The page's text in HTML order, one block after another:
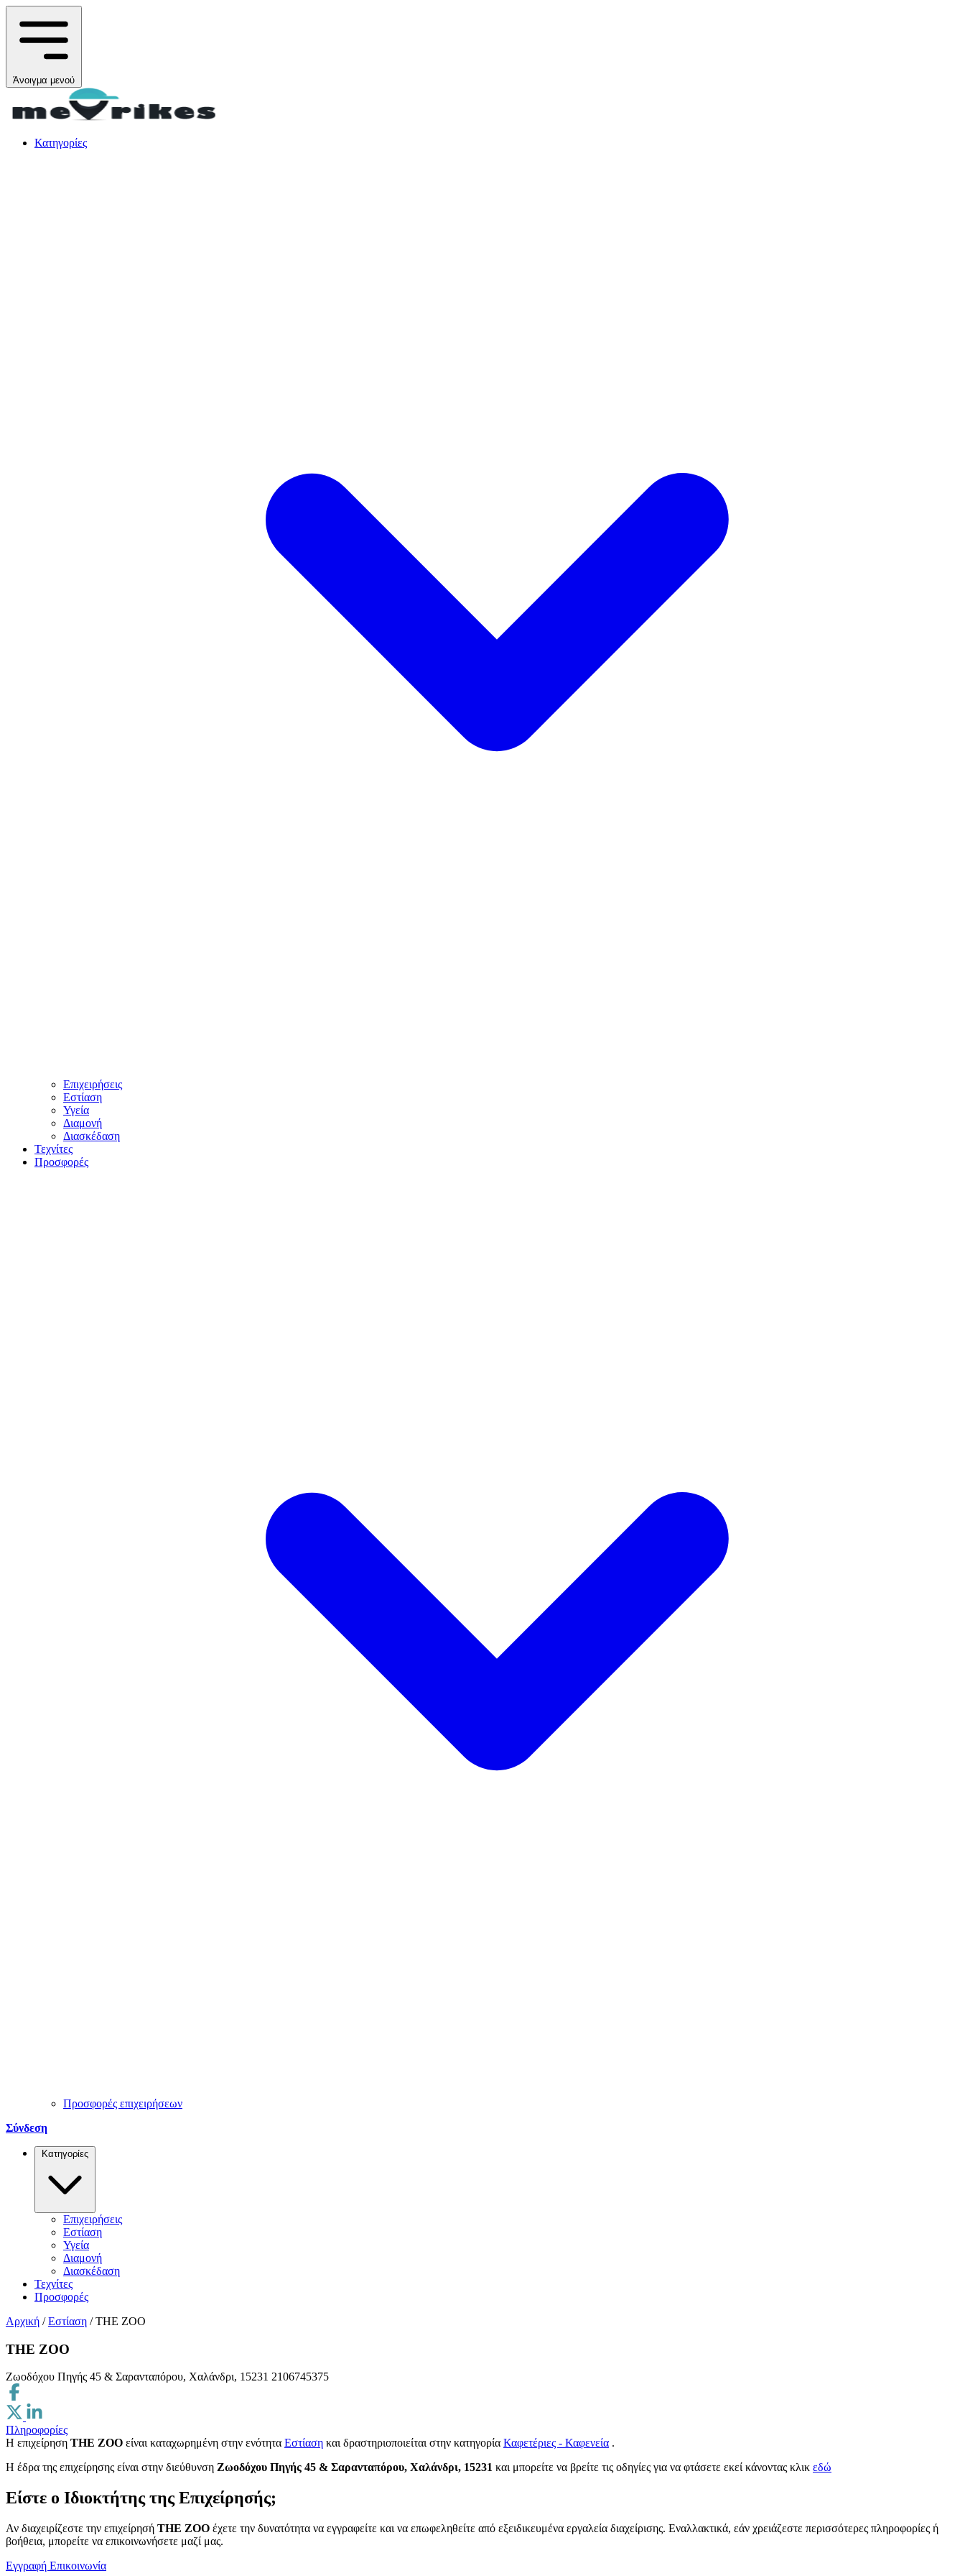
Άνοιγμα μενού
Κατηγορίες
Επιχειρήσεις
Εστίαση
Υγεία
Διαμονή
Διασκέδαση
Τεχνίτες
Προσφορές
Προσφορές επιχειρήσεων
Σύνδεση
Κατηγορίες
Επιχειρήσεις
Εστίαση
Υγεία
Διαμονή
Διασκέδαση
Τεχνίτες
Προσφορές
Αρχική / Εστίαση / THE ZOO
THE ZOO
Ζωοδόχου Πηγής 45 & Σαρανταπόρου, Χαλάνδρι, 15231 2106745375
Πληροφορίες
Η επιχείρηση THE ZOO είναι καταχωρημένη στην ενότητα Εστίαση και δραστηριοποιείται στην κατηγορία Καφετέριες - Καφενεία .
H έδρα της επιχείρησης είναι στην διεύθυνση Ζωοδόχου Πηγής 45 & Σαρανταπόρου, Χαλάνδρι, 15231 και μπορείτε να βρείτε τις οδηγίες για να φτάσετε εκεί κάνοντας κλικ εδώ
Είστε ο Ιδιοκτήτης της Επιχείρησής;
Αν διαχειρίζεστε την επιχείρησή THE ZOO έχετε την δυνατότητα να εγγραφείτε και να επωφεληθείτε από εξειδικευμένα εργαλεία διαχείρισης. Εναλλακτικά, εάν χρειάζεστε περισσότερες πληροφορίες ή
βοήθεια, μπορείτε να επικοινωνήσετε μαζί μας.
Εγγραφή Επικοινωνία